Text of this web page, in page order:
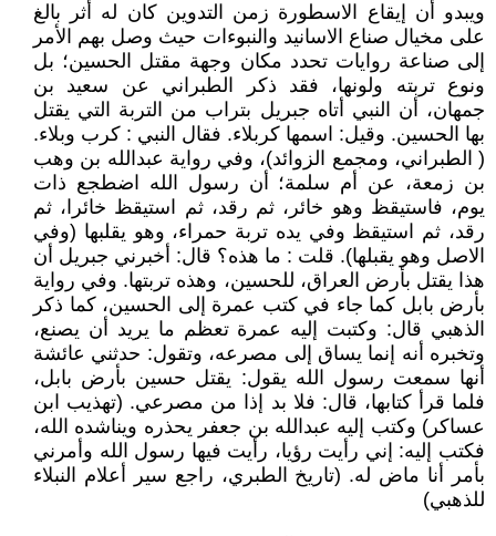
ويبدو أن إيقاع الاسطورة زمن التدوين كان له أثر بالغ
على مخيال صناع الاسانيد والنبوءات حيث وصل بهم الأمر
إلى صناعة روايات تحدد مكان وجهة مقتل الحسين؛ بل
ونوع تربته ولونها، فقد ذكر الطبراني عن سعيد بن
جمهان، أن النبي أتاه جبريل بتراب من التربة التي يقتل
بها الحسين. وقيل: اسمها كربلاء. فقال النبي : كرب وبلاء.
( الطبراني، ومجمع الزوائد)، وفي رواية عبدالله بن وهب
بن زمعة، عن أم سلمة؛ أن رسول الله اضطجع ذات
يوم، فاستيقظ وهو خائر، ثم رقد، ثم استيقظ خائرا، ثم
رقد، ثم استيقظ وفي يده تربة حمراء، وهو يقلبها (وفي
الاصل وهو يقبلها). قلت : ما هذه؟ قال: أخبرني جبريل أن
هذا يقتل بأرض العراق، للحسين، وهذه تربتها. وفي رواية
بأرض بابل كما جاء في كتب عمرة إلى الحسين، كما ذكر
الذهبي قال: وكتبت إليه عمرة تعظم ما يريد أن يصنع،
وتخبره أنه إنما يساق إلى مصرعه، وتقول: حدثني عائشة
أنها سمعت رسول الله يقول: يقتل حسين بأرض بابل،
فلما قرأ كتابها، قال: فلا بد إذا من مصرعي. (تهذيب ابن
عساكر) وكتب إليه عبدالله بن جعفر يحذره ويناشده الله،
فكتب إليه: إني رأيت رؤيا، رأيت فيها رسول الله وأمرني
بأمر أنا ماض له. (تاريخ الطبري، راجع سير أعلام النبلاء
للذهبي)